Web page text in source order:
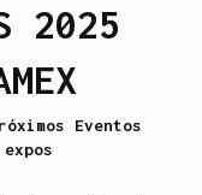
2025
Eventos
expos